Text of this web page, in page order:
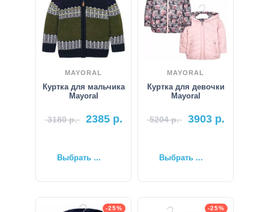
MAYORAL
Куртка для мальчика
Mayoral
3180р. 2385 р.
Выбрать ...
MAYORAL
Куртка для девочки
Mayoral
5204р. 3903 р.
Выбрать ...
-25% -25%